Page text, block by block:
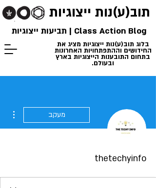
תוב(ע)נות ייצוגיות
בלוג תוב(ע)נות ייצוגיות מציג את
החידושים וההתפתחויות האחרונות
בתחום התובענות הייצוגיות בארץ
ובעולם.
Class Action Blog | תביעות ייצוגיות
מעקב
thetechyinfo